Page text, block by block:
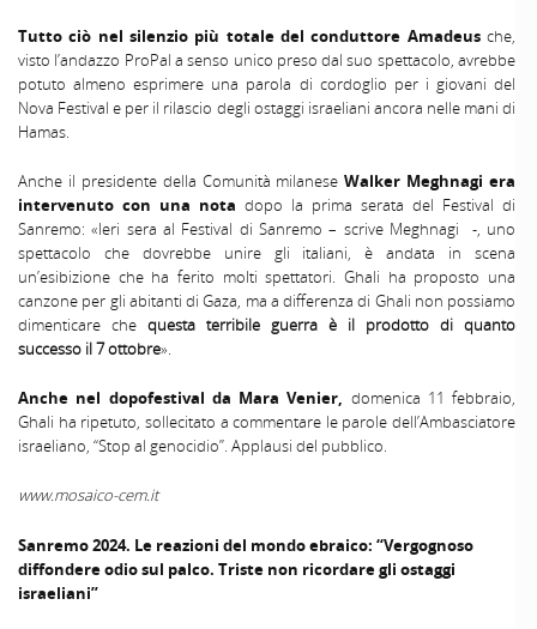
Tutto ciò nel silenzio più totale del conduttore Amadeusche,
visto l’andazzo ProPal a senso unico preso dal suo spettacolo, avrebbe
potuto almeno esprimere una parola di cordoglio per i giovani del
Nova Festival e per il rilascio degli ostaggi israeliani ancora nelle mani di
Hamas.
Anche il presidente della Comunità milaneseWalker Meghnagi era
intervenuto con una nota dopo la prima serata del Festival di
Sanremo: «Ieri sera al Festival di Sanremo – scrive Meghnagi -, uno
spettacolo che dovrebbe unire gli italiani, è andata in scena
un’esibizione che ha ferito molti spettatori. Ghali ha proposto una
canzone per gli abitanti di Gaza, ma a differenza di Ghali non possiamo
dimenticare che questa terribile guerra è il prodotto di quanto
successo il 7 ottobre».
Anche nel dopofestival da Mara Venier, domenica 11 febbraio,
Ghali ha ripetuto, sollecitato a commentare le parole dell’Ambasciatore
israeliano, “Stop al genocidio”. Applausi del pubblico.
www.mosaico-cem.it
Sanremo 2024. Le reazioni del mondo ebraico: “Vergognoso
diffondere odio sul palco. Triste non ricordare gli ostaggi
israeliani”